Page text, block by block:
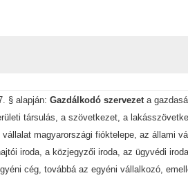
§ alapján: Gazdálkodó szervezet a
társulás, a szövetkezet, a
magyarországi fióktelepe, az állami
iroda, a közjegyzői iroda, az ügyvédi
cég, továbbá az egyéni vállalkozó,